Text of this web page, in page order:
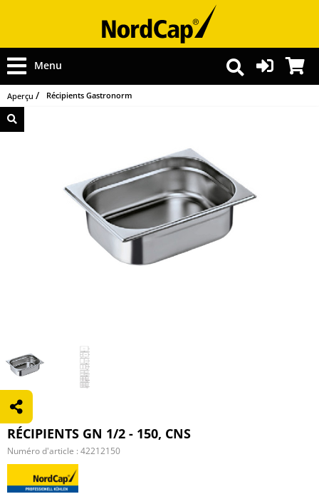
Menu
Aperçu Récipients Gastronorm
RÉCIPIENTS GN 1/2 - 150, CNS
Numéro d'article : 42212150